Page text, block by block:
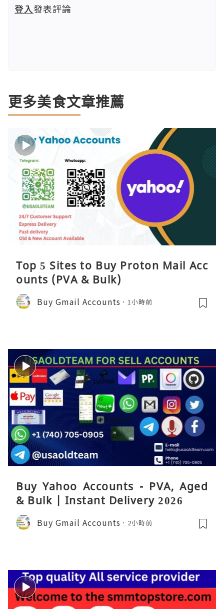
登入發表評論
更多美食文章推薦
Top 5 Sites to Buy Proton Mail Acc
ounts (PVA & Bulk)
Buy Gmail Accounts 1小時前
Buy Yahoo Accounts - PVA, Aged
& Bulk | Instant Delivery 2026
Buy Gmail Accounts 2小時前